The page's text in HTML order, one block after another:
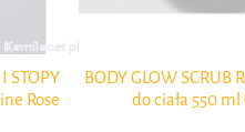
STOPY
Rose
BODY GLOW
do ciała 550